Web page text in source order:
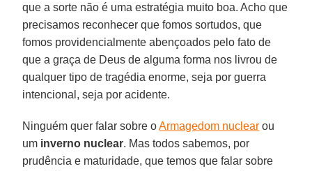
que a sorte não é uma estratégia muito boa. Acho que
precisamos reconhecer que fomos sortudos, que
fomos providencialmente abençoados pelo fato de
que a graça de Deus de alguma forma nos livrou de
qualquer tipo de tragédia enorme, seja por guerra
intencional, seja por acidente.
Ninguém quer falar sobre oArmagedom nuclear ou
um inverno nuclear. Mas todos sabemos, por
prudência e maturidade, que temos que falar sobre